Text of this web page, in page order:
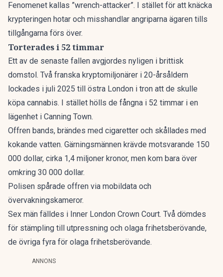
Fenomenet kallas ”wrench-attacker”. I stället för att knäcka
krypteringen hotar och misshandlar angriparna ägaren tills
tillgångarna förs över.
Torterades i 52 timmar
Ett av de senaste fallen avgjordes nyligen i brittisk
domstol. Två franska kryptomiljonärer i 20-årsåldern
lockades i juli 2025 till östra London i tron att de skulle
köpa cannabis. I stället hölls de fångna i 52 timmar i en
lägenhet i Canning Town.
Offren bands, brändes med cigaretter och skållades med
kokande vatten. Gärningsmännen krävde motsvarande 150
000 dollar, cirka 1,4 miljoner kronor, men kom bara över
omkring 30 000 dollar.
Polisen spårade offren via mobildata och
övervakningskameror.
Sex män fälldes i Inner London Crown Court. Två dömdes
för stämpling till utpressning och olaga frihetsberövande,
de övriga fyra för olaga frihetsberövande.
ANNONS